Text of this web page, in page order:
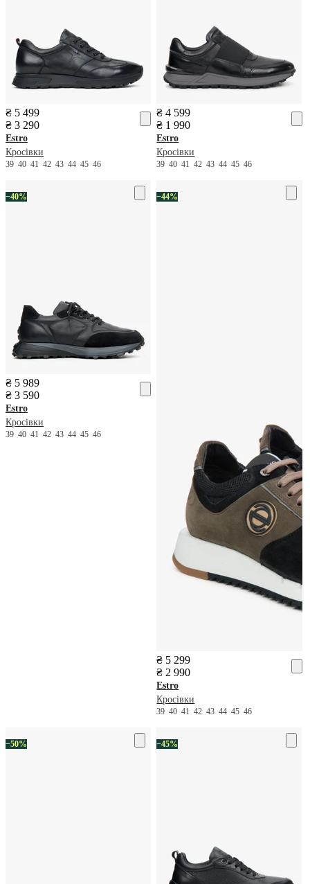
₴ 5 499
₴ 3 290
Estro
Кросівки
39 40 41 42 43 44 45 46
₴ 4 599
₴ 1 990
Estro
Кросівки
3940414243444546
−40%
₴ 5 989
₴ 3 590
Estro
Кросівки
39 40 41 42 43 44 45 46
−44%
₴ 5 299
₴ 2 990
Estro
Кросівки
3940414243444546
−50% −45%